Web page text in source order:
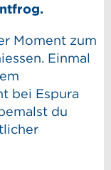
Moment zum
Einmal
bei Espura
du